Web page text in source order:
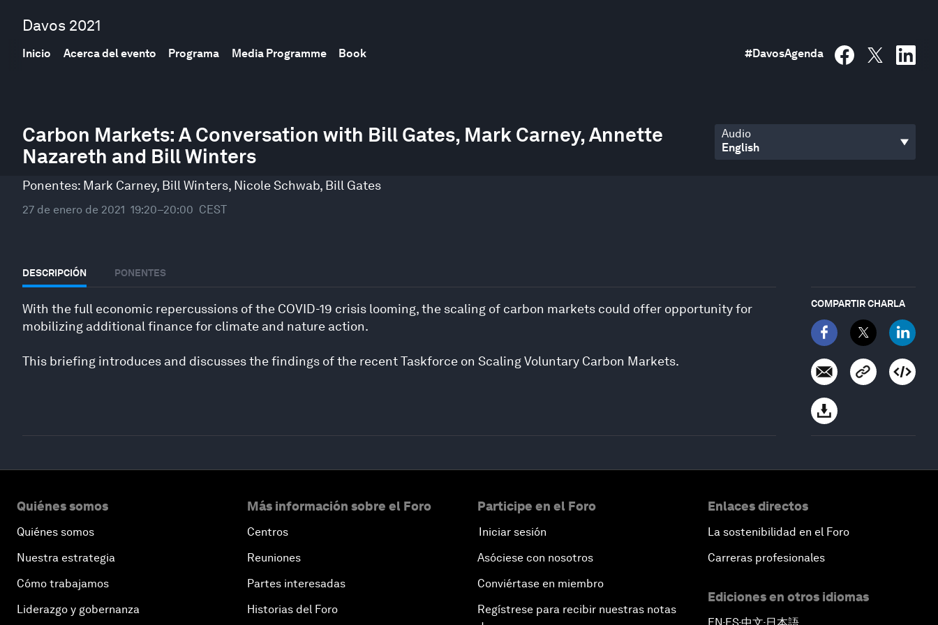
Davos 2021
Inicio Acerca del evento Programa Media Programme Book #DavosAgenda
Carbon Markets: A Conversation with Bill Gates, Mark Carney, Annette
Nazareth and Bill Winters
Ponentes: Mark Carney, Bill Winters, Nicole Schwab, Bill Gates
27 de enero de 2021 19:20–20:00 CEST
Audio
DESCRIPCIÓN PONENTES
With the full economic repercussions of the COVID-19 crisis looming, the scaling of carbon markets could offer opportunity for
mobilizing additional finance for climate and nature action.
This briefing introduces and discusses the findings of the recent Taskforce on Scaling Voluntary Carbon Markets.
COMPARTIR CHARLA
seconds
of
40
minutes,
secondsVolume
Quiénes somos
Quiénes somos
Nuestra estrategia
Cómo trabajamos
Liderazgo y gobernanza
Más información sobre el Foro
Centros
Reuniones
Partes interesadas
Historias del Foro
Participe en el Foro
Iniciar sesión
Asóciese con nosotros
Conviértase en miembro
Regístrese para recibir nuestras notas
Enlaces directos
La sostenibilidad en el Foro
Carreras profesionales
Ediciones en otros idiomas
▪ ▪ ▪